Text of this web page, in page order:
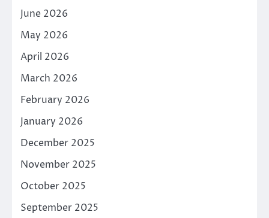
June 2026
May 2026
April 2026
March 2026
February 2026
January 2026
December 2025
November 2025
October 2025
September 2025